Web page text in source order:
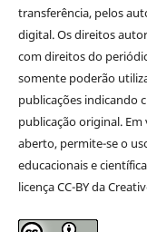
transferência, pelos
digital. Os direitos
com direitos do
somente poderão
publicações indicando
publicação original.
aberto, permite-se o
educacionais e
licença CC-BY da